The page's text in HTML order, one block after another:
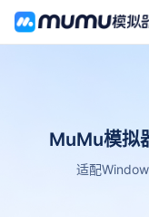
MuMu模拟
适配